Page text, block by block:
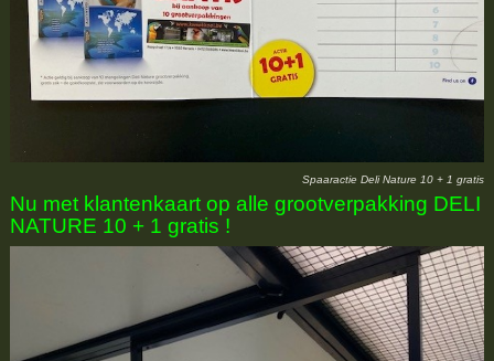
Spaaractie Deli Nature 10 + 1 gratis
Nu met klantenkaart op alle grootverpakking DELI
NATURE 10 + 1 gratis !